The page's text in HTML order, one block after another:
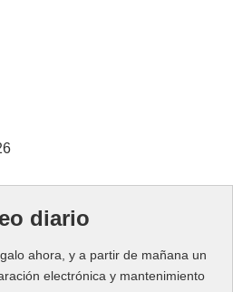
diario
ahora, y a partir de mañana un
electrónica y mantenimiento